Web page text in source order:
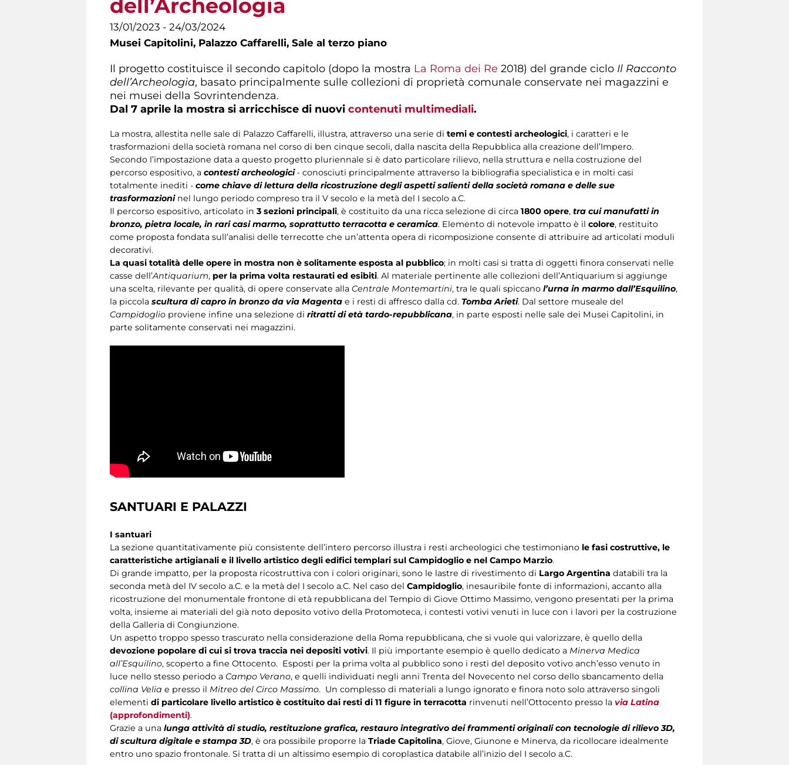
dell’Archeologia
13/01/2023 - 24/03/2024
Musei Capitolini, Palazzo Caffarelli, Sale al terzo piano
Il progetto costituisce il secondo capitolo (dopo la mostra La Roma dei Re 2018) del grande ciclo Il Racconto
dell’Archeologia, basato principalmente sulle collezioni di proprietà comunale conservate nei magazzini e
nei musei della Sovrintendenza.
Dal 7 aprile la mostra si arricchisce di nuovi contenuti multimediali.
La mostra, allestita nelle sale di Palazzo Caffarelli, illustra, attraverso una serie di temi e contesti archeologici, i caratteri e le
trasformazioni della società romana nel corso di ben cinque secoli, dalla nascita della Repubblica alla creazione dell’Impero.
Secondo l’impostazione data a questo progetto pluriennale si è dato particolare rilievo, nella struttura e nella costruzione del
percorso espositivo, a contesti archeologici - conosciuti principalmente attraverso la bibliografia specialistica e in molti casi
totalmente inediti - come chiave di lettura della ricostruzione degli aspetti salienti della società romana e delle sue
trasformazioni nel lungo periodo compreso tra il V secolo e la metà del I secolo a.C.
Il percorso espositivo, articolato in 3 sezioni principali, è costituito da una ricca selezione di circa 1800 opere, tra cui manufatti in
bronzo, pietra locale, in rari casi marmo, soprattutto terracotta e ceramica. Elemento di notevole impatto è il colore, restituito
come proposta fondata sull’analisi delle terrecotte che un’attenta opera di ricomposizione consente di attribuire ad articolati moduli
decorativi.
La quasi totalità delle opere in mostra non è solitamente esposta al pubblico; in molti casi si tratta di oggetti finora conservati nelle
casse dell’Antiquarium, per la prima volta restaurati ed esibiti. Al materiale pertinente alle collezioni dell’Antiquarium si aggiunge
una scelta, rilevante per qualità, di opere conservate alla Centrale Montemartini, tra le quali spiccano l’urna in marmo dall’Esquilino,
la piccola scultura di capro in bronzo da via Magenta e i resti di affresco dalla cd. Tomba Arieti. Dal settore museale del
Campidoglio proviene infine una selezione di ritratti di età tardo-repubblicana, in parte esposti nelle sale dei Musei Capitolini, in
parte solitamente conservati nei magazzini.
SANTUARI E PALAZZI
I santuari
La sezione quantitativamente più consistente dell’intero percorso illustra i resti archeologici che testimoniano le fasi costruttive, le
caratteristiche artigianali e il livello artistico degli edifici templari sul Campidoglio e nel Campo Marzio.
Di grande impatto, per la proposta ricostruttiva con i colori originari, sono le lastre di rivestimento di Largo Argentina databili tra la
seconda metà del IV secolo a.C. e la metà del I secolo a.C. Nel caso del Campidoglio, inesauribile fonte di informazioni, accanto alla
ricostruzione del monumentale frontone di età repubblicana del Tempio di Giove Ottimo Massimo, vengono presentati per la prima
volta, insieme ai materiali del già noto deposito votivo della Protomoteca, i contesti votivi venuti in luce con i lavori per la costruzione
della Galleria di Congiunzione.
Un aspetto troppo spesso trascurato nella considerazione della Roma repubblicana, che si vuole qui valorizzare, è quello della
devozione popolare di cui si trova traccia nei depositi votivi. Il più importante esempio è quello dedicato a Minerva Medica
all’Esquilino, scoperto a fine Ottocento. Esposti per la prima volta al pubblico sono i resti del deposito votivo anch’esso venuto in
luce nello stesso periodo a Campo Verano, e quelli individuati negli anni Trenta del Novecento nel corso dello sbancamento della
collina Velia e presso il Mitreo del Circo Massimo. Un complesso di materiali a lungo ignorato e finora noto solo attraverso singoli
elementi di particolare livello artistico è costituito dai resti di 11 figure in terracotta rinvenuti nell’Ottocento presso la via Latina
(approfondimenti).
Grazie a una lunga attività di studio, restituzione grafica, restauro integrativo dei frammenti originali con tecnologie di rilievo 3D,
di scultura digitale e stampa 3D, è ora possibile proporre la Triade Capitolina, Giove, Giunone e Minerva, da ricollocare idealmente
entro uno spazio frontonale. Si tratta di un altissimo esempio di coroplastica databile all’inizio del I secolo a.C.